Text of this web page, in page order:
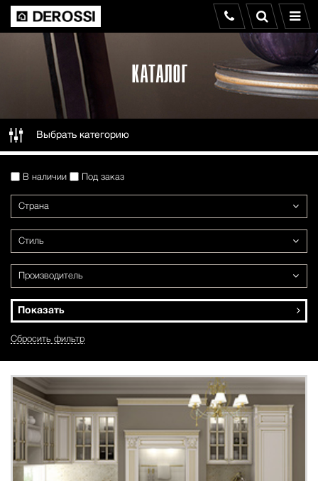
КАТАЛОГ
Выбрать категорию
В наличии Под заказ
Страна
Стиль
Производитель
Показать
Сбросить фильтр